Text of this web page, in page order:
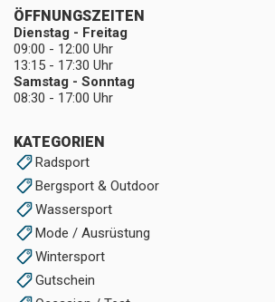
KATEGORIEN
Radsport
Bergsport & Outdoor
Wassersport
Mode / Ausrüstung
Wintersport
Gutschein
ÖFFNUNGSZEITEN
Dienstag - Freitag
09:00 - 12:00 Uhr
13:15 - 17:30 Uhr
Samstag - Sonntag
08:30 - 17:00 Uhr